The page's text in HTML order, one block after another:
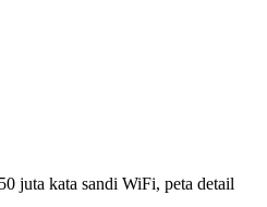
juta kata sandi WiFi, peta detail